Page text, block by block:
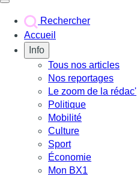
Rechercher
Accueil
Info
Tous nos articles
Nos reportages
Le zoom de la rédac'
Politique
Mobilité
Culture
Sport
Économie
Mon BX1